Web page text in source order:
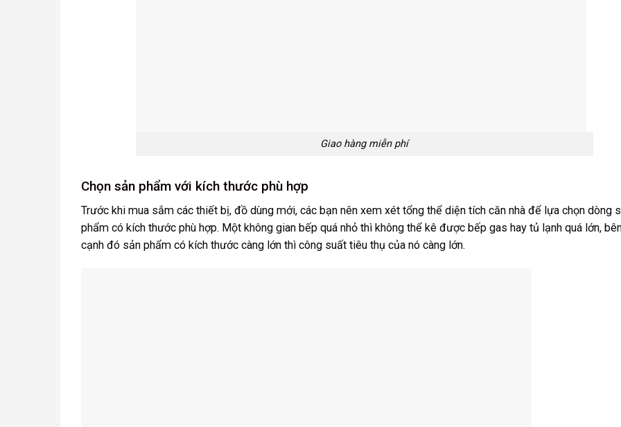
Giao hàng miễn phí
Chọn sản phẩm với kích thước phù hợp
Trước khi mua sắm các thiết bị, đồ dùng mới, các bạn nên xem xét tổng thể diện tích căn nhà để lựa chọn dòng
phẩm có kích thước phù hợp. Một không gian bếp quá nhỏ thì không thể kê được bếp gas hay tủ lạnh quá lớn,
cạnh đó sản phẩm có kích thước càng lớn thì công suất tiêu thụ của nó càng lớn.